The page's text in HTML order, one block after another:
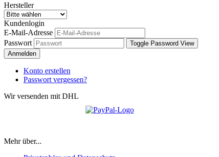
Hersteller
Kundenlogin
E-Mail-Adresse
Passwort
Toggle Password View
Anmelden
Konto erstellen
Passwort vergessen?
Wir versenden mit DHL
Mehr über...